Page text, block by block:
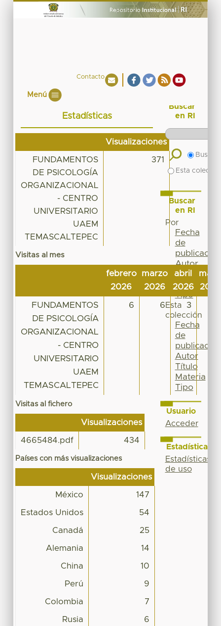
Contacto
Menú
Estadísticas
Visualizaciones
FUNDAMENTOS
DE PSICOLOGÍA
ORGANIZACIONAL
- CENTRO
UNIVERSITARIO
UAEM
TEMASCALTEPEC
371
Visitas al mes
febrero
2026
marzo
2026
abril
2026
2026
FUNDAMENTOS
DE PSICOLOGÍA
ORGANIZACIONAL
- CENTRO
UNIVERSITARIO
UAEM
TEMASCALTEPEC
6 6 3
Visitas al fichero
Visualizaciones
4665484.pdf 434
Países con más visualizaciones
Visualizaciones
México 147
Estados Unidos 54
Canadá 25
Alemania 14
China 10
Perú 9
Colombia 7
Rusia 6
Buscar
en RI
Buscar
Esta
Buscar
en RI
Por
Fecha
de
publicación
Autor
Título
Materia
Tipo
Esta
colección
Fecha
de
publicación
Autor
Título
Materia
Tipo
Usuario
Acceder
Estadísticas
Estadísticas
de uso